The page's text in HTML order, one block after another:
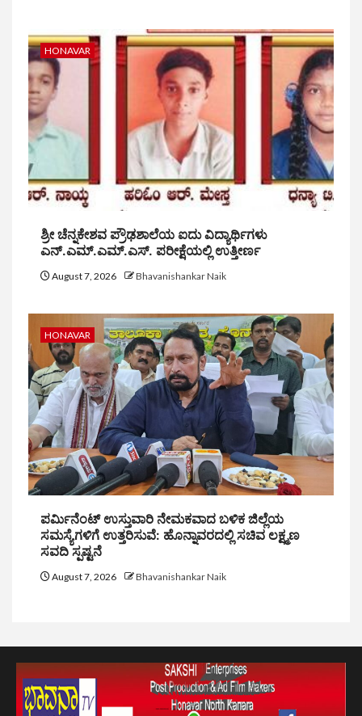
HONAVAR
ಶ್ರೀ ಚೆನ್ನಕೇಶವ ಪ್ರೌಢಶಾಲೆಯ ಐದು ವಿದ್ಯಾರ್ಥಿಗಳು
ಎನ್.ಎಮ್.ಎಮ್.ಎಸ್. ಪರೀಕ್ಷೆಯಲ್ಲಿ ಉತ್ತೀರ್ಣ
August 7, 2026 Bhavanishankar Naik
HONAVAR
ಪರ್ಮಿನೆಂಟ್ ಉಸ್ತುವಾರಿ ನೇಮಕವಾದ ಬಳಿಕ ಜಿಲ್ಲೆಯ
ಸಮಸ್ಯೆಗಳಿಗೆ ಉತ್ತರಿಸುವೆ: ಹೊನ್ನಾವರದಲ್ಲಿ ಸಚಿವ ಲಕ್ಷ್ಮಣ
ಸವದಿ ಸ್ಪಷ್ಟನೆ
August 7, 2026 Bhavanishankar Naik